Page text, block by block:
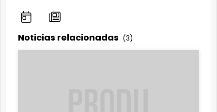
Noticias relacionadas (3)